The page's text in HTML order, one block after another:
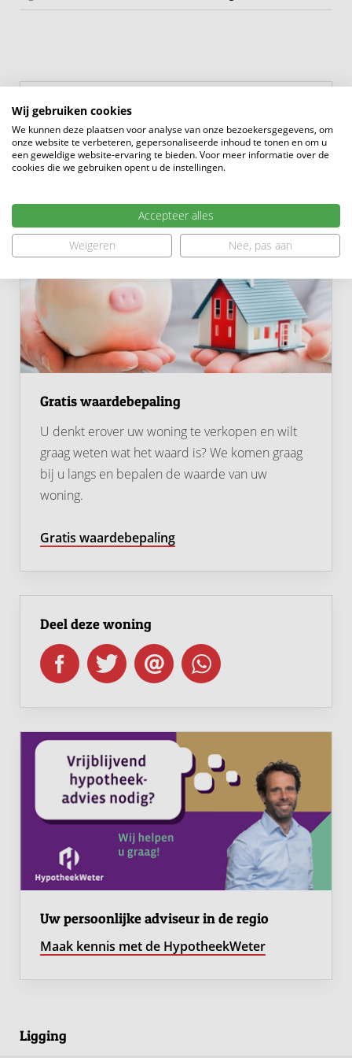
Heeft u een vraag?
Wij helpen u graag
0183 - 635011
Gratis waardebepaling
U denkt erover uw woning te verkopen en wilt
graag weten wat het waard is? We komen graag
bij u langs en bepalen de waarde van uw
woning.
Gratis waardebepaling
Deel deze woning
Uw persoonlijke adviseur in de regio
Maak kennis met de HypotheekWeter
Ligging
Wij gebruiken cookies
We kunnen deze plaatsen voor analyse van onze bezoekersgegevens, om
onze website te verbeteren, gepersonaliseerde inhoud te tonen en om u
een geweldige website-ervaring te bieden. Voor meer informatie over de
cookies die we gebruiken opent u de instellingen.
Accepteer alles
Weigeren
Nee, pas aan